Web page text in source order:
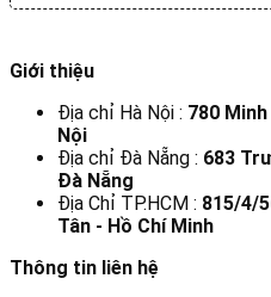
Giới thiệu
Địa chỉ Hà Nội : 780
Nội
Địa chỉ Đà Nẵng : 683
Đà Nẵng
Địa Chỉ TP.HCM : 815/4/
Tân - Hồ Chí Minh
Thông tin liên hệ